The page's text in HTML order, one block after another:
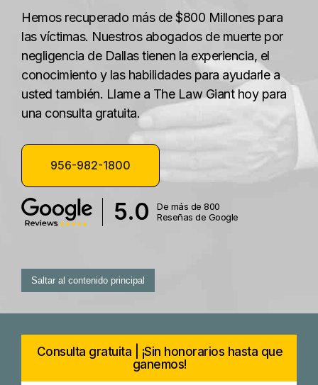
Hemos recuperado más de $800 Millones para
las víctimas. Nuestros abogados de muerte por
negligencia de Dallas tienen la experiencia, el
conocimiento y las habilidades para ayudarle a
usted también. Llame a The Law Giant hoy para
una consulta gratuita.
956-982-1800
5.0
De más de 800
Reseñas de Google
Saltar al contenido principal
Consulta gratuita | ¡Sin honorarios hasta que
ganemos!